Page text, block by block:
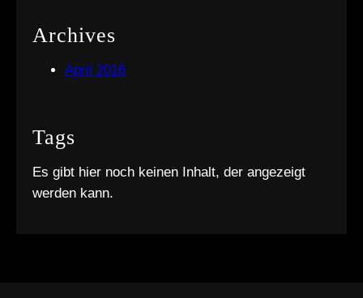
Archives
April 2016
Tags
Es gibt hier noch keinen Inhalt, der angezeigt
werden kann.